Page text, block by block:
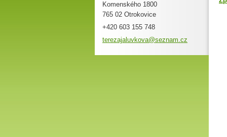
Komenského 1800
765 02 Otrokovice
+420 603 155 748
terezajaluvkova@seznam.cz